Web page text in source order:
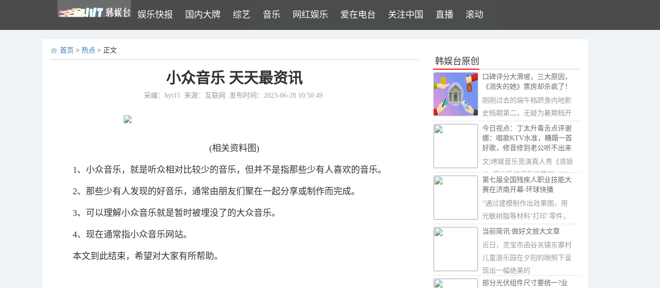
娱乐快报 国内大牌 综艺 音乐 网红娱乐 爱在电台 关注中国 直播 滚动
首页 > 热点 > 正文
小众音乐 天天最资讯
采编：hyt15 来源：互联网 发布时间：2023-06-28 10:50:49
(相关资料图)
1、小众音乐，就是听众相对比较少的音乐，但并不是指那些少有人喜欢的音乐。
2、那些少有人发现的好音乐，通常由朋友们聚在一起分享或制作而完成。
3、可以理解小众音乐就是暂时被埋没了的大众音乐。
4、现在通常指小众音乐网站。
本文到此结束，希望对大家有所帮助。
韩娱台原创
口碑评分大滑坡，三大原因，
《消失的她》票房却杀疯了！
刚刚过去的端午档跻身内地影
史档期第二，无疑为暑期档开
了个好头，也让
今日视点：丁太升毒舌点评谢
娜：唱歌KTV水准，糟蹋一首
好歌，修音修到老公听不出来
​文|烤娱音乐竞演真人秀《浪姐
4》播出后持续引发热议，33
位姐姐通过节
第七届全国残疾人职业技能大
赛在济南开幕-环球快播
“通过建模制作出效果图，用
光敏树脂等材料‘打印’零件，
并组装成...
当前简讯:做好文旅大文章
近日，灵宝市函谷关镇东寨村
儿童游乐园在夕阳的映照下呈
现出一幅绝美的
部分光伏组件尺寸要统一?业